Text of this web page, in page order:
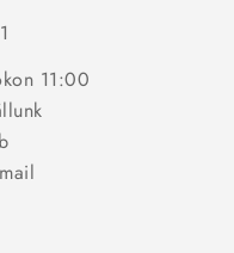
11:00